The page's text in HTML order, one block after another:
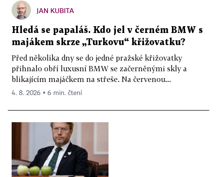
JAN KUBITA
Hledá se papaláš. Kdo jel v černém BMW s
majákem skrze „Turkovu“ křižovatku?
Před několika dny se do jedné pražské křižovatky
přihnalo obří luxusní BMW se začerněnými skly a
blikajícím majáčkem na střeše. Na červenou...
4. 8. 2026 ▪ 6 min. čtení